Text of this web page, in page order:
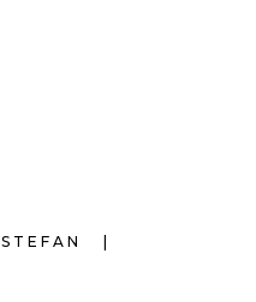
STEFAN